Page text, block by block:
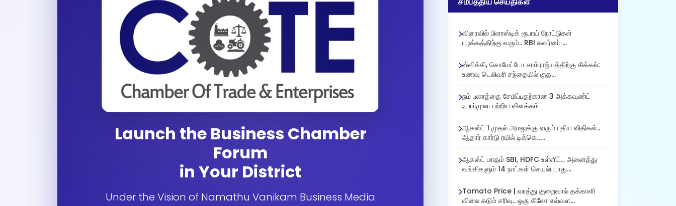
Launch the Business Chamber
Forum
in Your District
Under the Vision of Namathu Vanikam Business Media
விரைவில் பிளாஸ்டிக் ரூபாய் நோட்டுகள்
புழக்கத்திற்கு வரும்.. RBI கவர்னர் ...
ஸ்விக்கி, சொமேட்டோ சாம்ராஜ்யத்திற்கு சிக்கல்:
உணவு டெலிவரி சந்தையில் குத...
நம் பணத்தை சேமிப்பதற்கான 3 அக்கவுண்ட்
ஃபார்முலா பற்றிய விளக்கம்
ஆகஸ்ட் 1 முதல் அமலுக்கு வரும் புதிய விதிகள்..
ஆதார் கார்டு ரயில் டிக்கெட...
ஆகஸ்ட் மாதம் SBI, HDFC உள்ளிட்ட அனைத்து
வங்கிகளும் 14 நாட்கள் செயல்படாது...
Tomato Price | வரத்து குறைவால் தக்காளி
விலை கடும் சரிவு.. ஒரு கிலோ எவ்வள...